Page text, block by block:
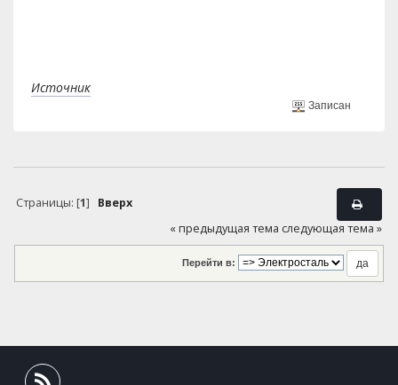
Источник
Записан
Страницы: [1] Вверх
« предыдущая тема следующая тема »
Перейти в: